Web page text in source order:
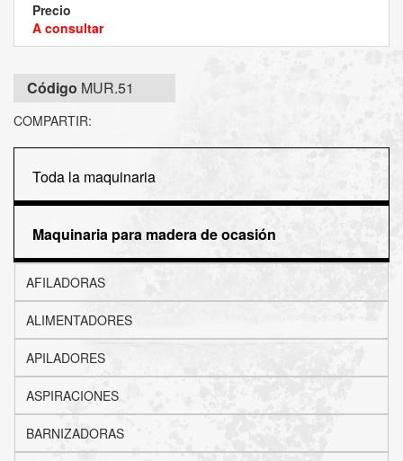
Precio
A consultar
Código MUR.51
COMPARTIR:
Toda la maquinaria
Maquinaria para madera de ocasión
AFILADORAS
ALIMENTADORES
APILADORES
ASPIRACIONES
BARNIZADORAS